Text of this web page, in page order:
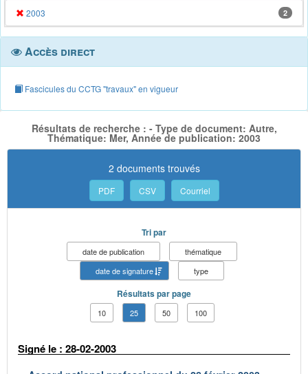
2003 2
Accès direct
Fascicules du CCTG "travaux" en vigueur
Résultats de recherche : - Type de document: Autre,
Thématique: Mer, Année de publication: 2003
2 documents trouvés
PDF CSV Courriel
Tri par
date de publication
thématique
date de signature
type
Résultats par page
10 25 50 100
Signé le : 28-02-2003